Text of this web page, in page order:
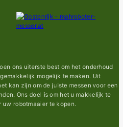
ons uiterste best om het onderhoud
mogelijk te maken. Uit
kan zijn om de juiste messen voor een
Ons doel is om het u makkelijk te
uw robotmaaier te kopen.